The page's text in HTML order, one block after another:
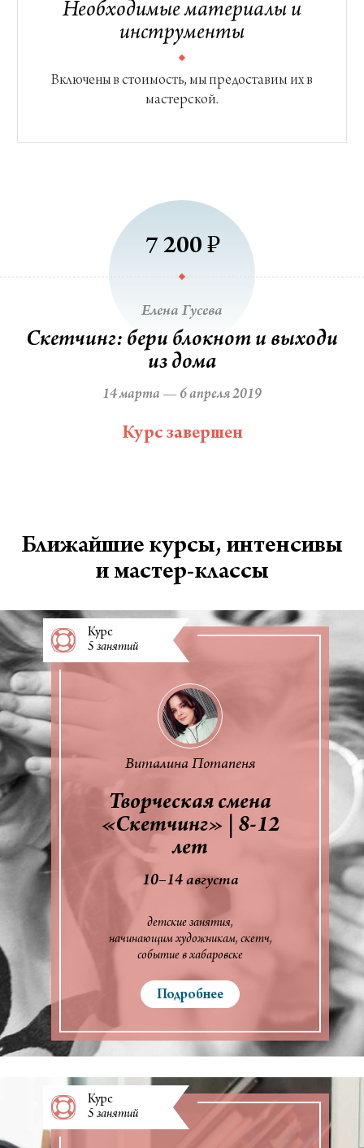
Необходимые материалы и
инструменты
Включены в стоимость, мы предоставим их в
мастерской.
7 200 ₽
Елена Гусева
Скетчинг: бери блокнот и выходи
из дома
14 марта — 6 апреля 2019
Курс завершен
Ближайшие курсы, интенсивы
и мастер-классы
Виталина Потапеня
Творческая смена
«Скетчинг» | 8-12
лет
10–14 августа
детские занятия
начинающим художникам скетч
событие в хабаровске
Подробнее
Курс
5 занятий
Курс
5 занятий